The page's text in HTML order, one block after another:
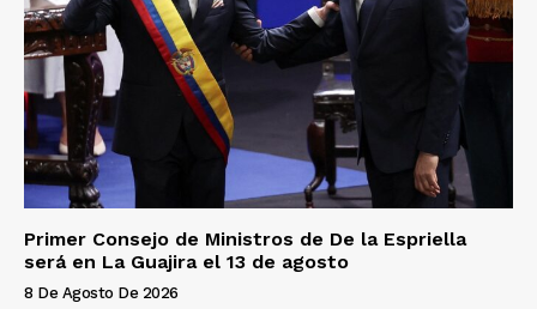
Primer Consejo de Ministros de De la Espriella
será en La Guajira el 13 de agosto
8 De Agosto De 2026